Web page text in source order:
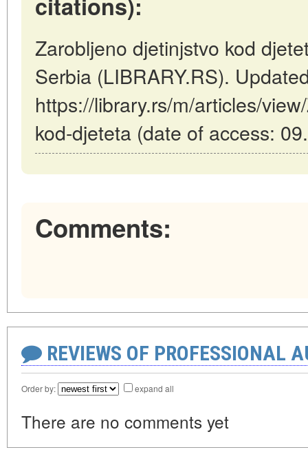
Zarobljeno djetinjstvo kod
Serbia (LIBRARY.RS).
https://library.rs/m/articles/
kod-djeteta (date of access:
Comments:
REVIEWS OF PROFESSIONAL
Order by: expand all
There are no comments yet